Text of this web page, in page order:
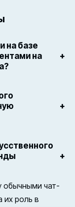
на базе
на
+
+
+
обычными чат-
их роль в